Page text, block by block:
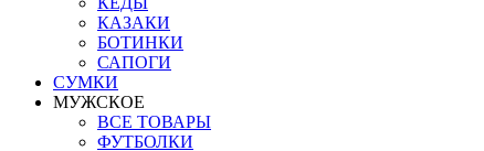
КАЗАКИ
БОТИНКИ
САПОГИ
СУМКИ
МУЖСКОЕ
ВСЕ ТОВАРЫ
ФУТБОЛКИ